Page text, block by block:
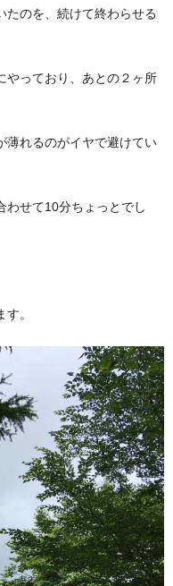
たのを、続けて終わらせる
やっており、あとの２ヶ所
薄れるのがイヤで避けてい
わせて10分ちょっとでし
。